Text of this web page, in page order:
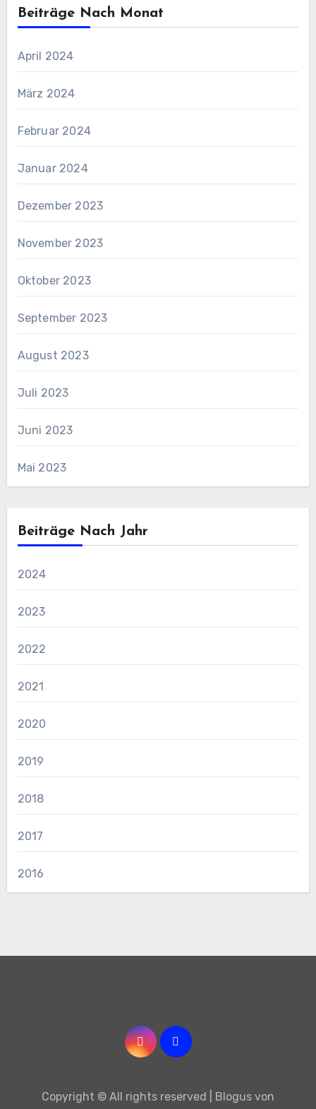
Beiträge Nach Monat
April 2024
März 2024
Februar 2024
Januar 2024
Dezember 2023
November 2023
Oktober 2023
September 2023
August 2023
Juli 2023
Juni 2023
Mai 2023
Beiträge Nach Jahr
2024
2023
2022
2021
2020
2019
2018
2017
2016
Copyright © All rights reserved Blogus von